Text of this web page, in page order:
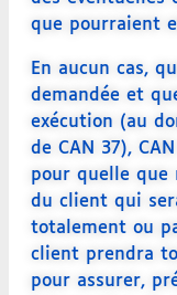
que pourraient
En aucun cas,
demandée et
exécution (au
de CAN 37),
pour quelle que
du client qui
totalement ou
client prendra
pour assurer,